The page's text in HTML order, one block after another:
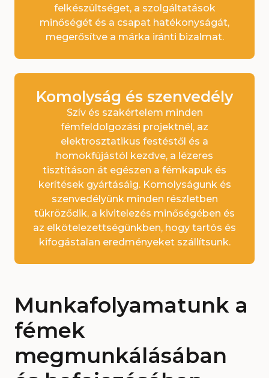
felkészültséget, a szolgáltatások
minőségét és a csapat hatékonyságát,
megerősítve a márka iránti bizalmat.
Komolyság és szenvedély
Szív és szakértelem minden
fémfeldolgozási projektnél, az
elektrosztatikus festéstől és a
homokfújástól kezdve, a lézeres
tisztításon át egészen a fémkapuk és
kerítések gyártásáig. Komolyságunk és
szenvedélyünk minden részletben
tükröződik, a kivitelezés minőségében és
az elkötelezettségünkben, hogy tartós és
kifogástalan eredményeket szállítsunk.
Munkafolyamatunk a
fémek
megmunkálásában